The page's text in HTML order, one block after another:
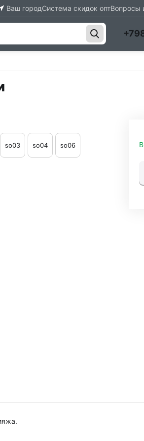
Ваш городСистема скидок оптВопросы
so03 so04 so06